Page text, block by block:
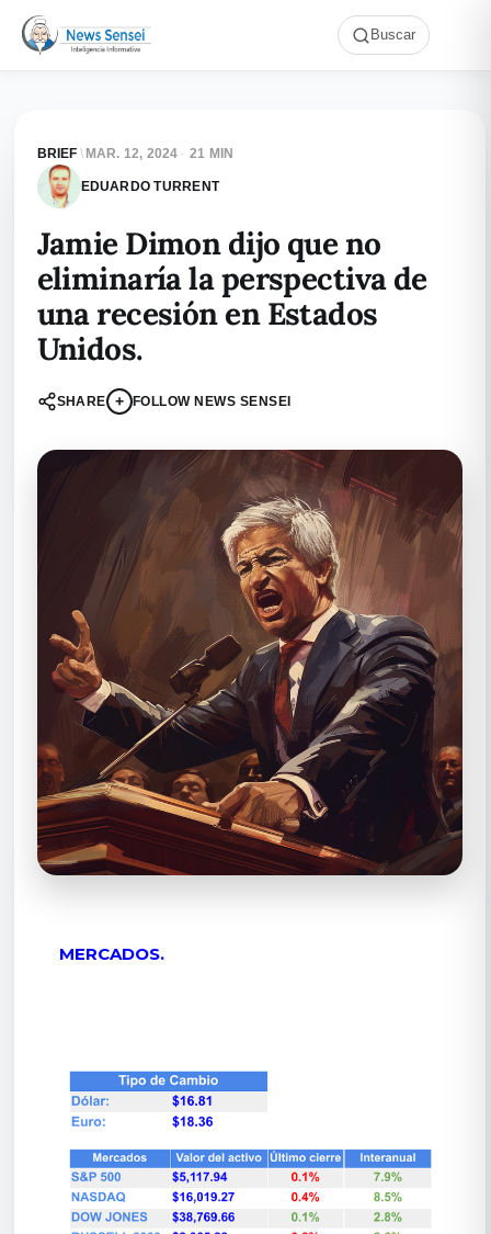
Buscar
BRIEF \ MAR. 12, 2024 · 21 MIN
EDUARDO TURRENT
Jamie Dimon dijo que no
eliminaría la perspectiva de
una recesión en Estados
Unidos.
SHARE + FOLLOW NEWS SENSEI
MERCADOS.